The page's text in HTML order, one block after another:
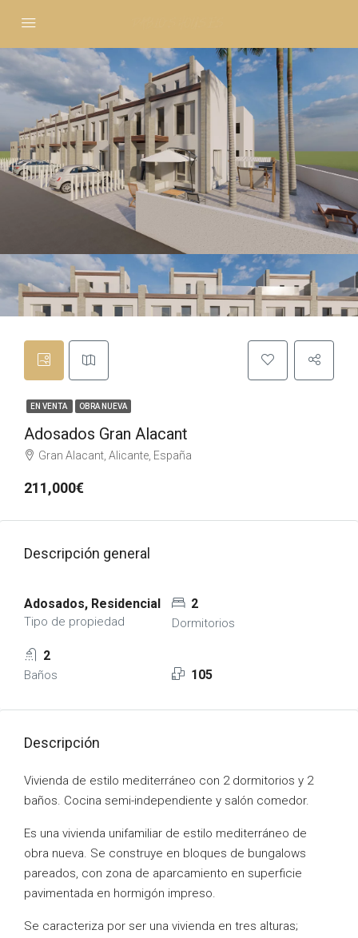
EN VENTA OBRA NUEVA
Adosados Gran Alacant
Gran Alacant, Alicante, España
211,000€
Descripción general
Adosados, Residencial
Tipo de propiedad
2
Dormitorios
2
Baños 105
Descripción
Vivienda de estilo mediterráneo con 2 dormitorios y 2
baños. Cocina semi-independiente y salón comedor.
Es una vivienda unifamiliar de estilo mediterráneo de
obra nueva. Se construye en bloques de bungalows
pareados, con zona de aparcamiento en superficie
pavimentada en hormigón impreso.
Se caracteriza por ser una vivienda en tres alturas;